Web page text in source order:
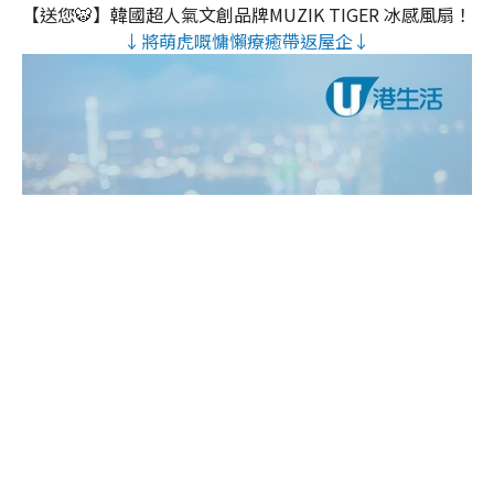
【送您🐯】韓國超人氣文創品牌MUZIK TIGER 冰感風扇！
↓將萌虎嘅慵懶療癒帶返屋企↓